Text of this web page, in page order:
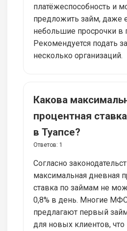
платёжеспособность и
предложить займ, даже
небольшие просрочки в
Рекомендуется подать
несколько организаций.
Какова
процентная
в Туапсе?
Ответов: 1
Согласно
максимальная дневная
ставка по займам не
0,8% в день. Многие
предлагают первый
для новых клиентов, что